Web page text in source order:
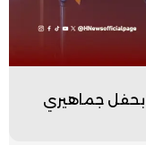
بحفل جماهيري